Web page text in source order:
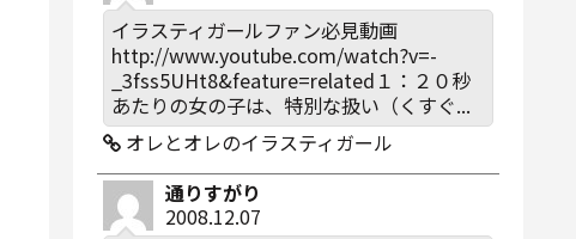
イラスティガールファン必見動画
http://www.youtube.com/watch?v=-
_3fss5UHt8&feature=related１：２０秒
あたりの女の子は、特別な扱い（くすぐ...
オレとオレのイラスティガール
通りすがり
2008.12.07